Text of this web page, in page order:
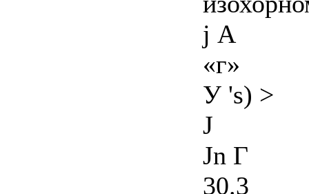
j А
«г»
У 's) >
J
Jn Г
30.3